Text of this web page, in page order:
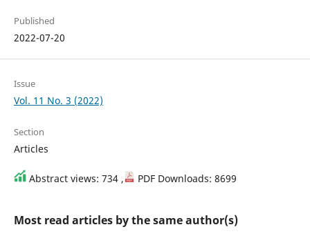
Published
2022-07-20
Issue
Vol. 11 No. 3 (2022)
Section
Articles
Abstract views: 734 , PDF Downloads: 8699
Most read articles by the same author(s)